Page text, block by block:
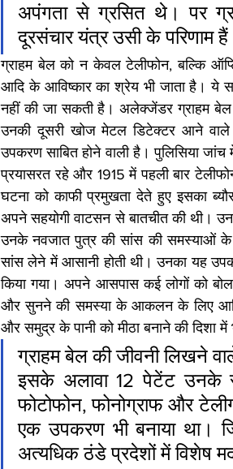
अपंगता से ग्रसित थे। पर
दूरसंचार यंत्र उसी के परिणाम
ग्राहम बेल को न केवल टेलीफोन, बल्कि
आदि के आविष्कार का श्रेय भी जाता है। ये
नहीं की जा सकती है। अलेक्जेंडर ग्राहम बेल
उनकी दूसरी खोज मेटल डिटेक्टर आने
उपकरण साबित होने वाली है। पुलिसिया
प्रयासरत रहे और 1915 में पहली बार
घटना को काफी प्रमुखता देते हुए इसका
अपने सहयोगी वाटसन से बातचीत की थी।
उनके नवजात पुत्र की सांस की समस्याओं के
सांस लेने में आसानी होती थी। उनका यह
किया गया। अपने आसपास कई लोगों को
और सुनने की समस्या के आकलन के लिए
और समुद्र के पानी को मीठा बनाने की दिशा में
ग्राहम बेल की जीवनी लिखने
इसके अलावा 12 पेटेंट उनके
फोटोफोन, फोनोग्राफ और
एक उपकरण भी बनाया था।
अत्यधिक ठंडे प्रदेशों में विशेष